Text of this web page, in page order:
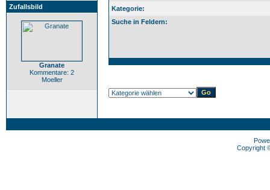
Zufallsbild
Granate
Kommentare: 2
Moeller
Kategorie:
Suche in Feldern:
Copyright